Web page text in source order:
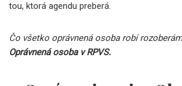
tou, ktorá agendu preberá.
Čo všetko oprávnená osoba robí
Oprávnená osoba v RPVS.